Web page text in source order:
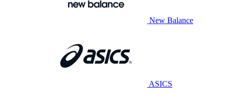
New Balance
ASICS